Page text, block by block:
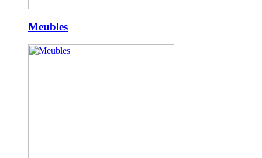
Meubles